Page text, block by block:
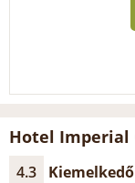
Hotel Imperial
4.3 Kiemelkedő